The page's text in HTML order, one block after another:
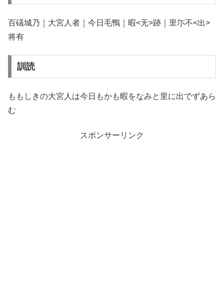
百礒城乃｜大宮人者｜今日毛鴨｜暇<无>跡｜里尓不<出>
将有
訓読
ももしきの大宮人は今日もかも暇をなみと里に出でずあら
む
スポンサーリンク